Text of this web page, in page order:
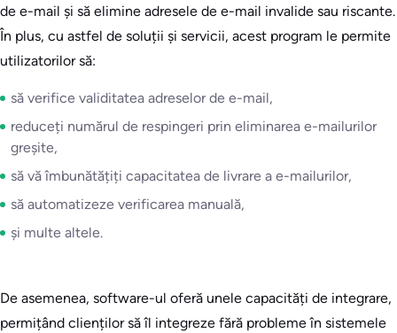
de e-mail și să elimine adresele de e-mail invalide sau riscante.
În plus, cu astfel de soluții și servicii, acest program le permite
utilizatorilor să:
să verifice validitatea adreselor de e-mail,
reduceți numărul de respingeri prin eliminarea e-mailurilor
greșite,
să vă îmbunătățiți capacitatea de livrare a e-mailurilor,
să automatizeze verificarea manuală,
și multe altele.
De asemenea, software-ul oferă unele capacități de integrare,
permițând clienților să îl integreze fără probleme în sistemele